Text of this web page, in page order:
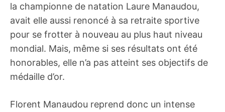
la championne de natation Laure Manaudou,
avait elle aussi renoncé à sa retraite sportive
pour se frotter à nouveau au plus haut niveau
mondial. Mais, même si ses résultats ont été
honorables, elle n’a pas atteint ses objectifs de
médaille d’or.
Florent Manaudou reprend donc un intense